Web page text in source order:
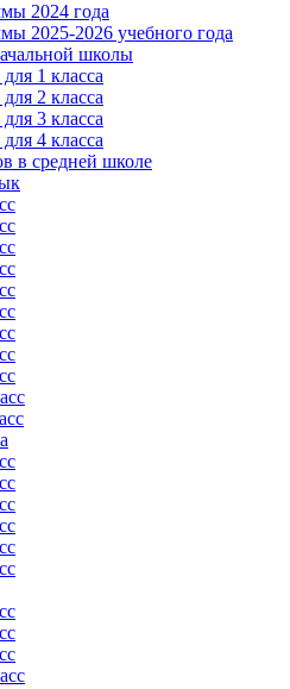
2024 года
2025-2026 учебного года
школы
1 класса
2 класса
3 класса
4 класса
в средней школе